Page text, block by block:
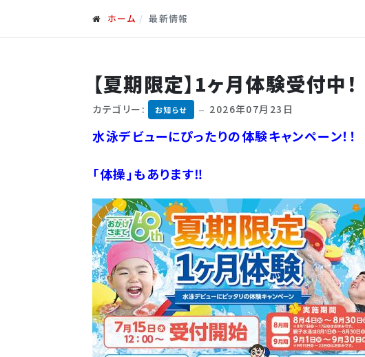
ホーム 最新情報
【夏期限定】1ヶ月体験受付中！
カテゴリー: お知らせ 2026年07月23日
水泳デビューにぴったりの体験キャンペーン！！
「体操」もあります‼